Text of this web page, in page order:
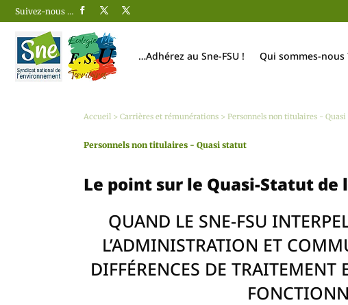
Suivez-nous …
…Adhérez au Sne-FSU ! Qui sommes-nous
Accueil > Carrières et rémunérations > Personnels non titulaires - Quasi
Personnels non titulaires - Quasi statut
Le point sur le Quasi-Statut de
QUAND LE SNE-FSU
L’ADMINISTRATION ET
DIFFÉRENCES DE TRAITEMENT